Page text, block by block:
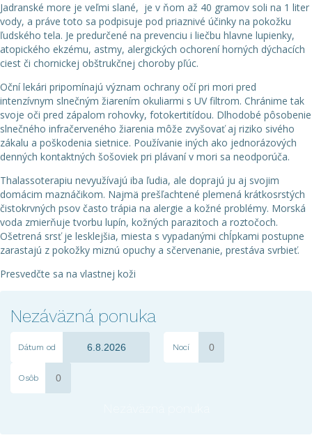
Jadranské more je veľmi slané, je v ňom až 40 gramov soli na 1 liter
vody, a práve toto sa podpisuje pod priaznivé účinky na pokožku
ľudského tela. Je predurčené na prevenciu i liečbu hlavne lupienky,
atopického ekzému, astmy, alergických ochorení horných dýchacích
ciest či chornickej obštrukčnej choroby pľúc.
Oční lekári pripomínajú význam ochrany očí pri mori pred
intenzívnym slnečným žiarením okuliarmi s UV filtrom. Chránime tak
svoje oči pred zápalom rohovky, fotokertitídou. Dlhodobé pôsobenie
slnečného infračerveného žiarenia môže zvyšovať aj riziko sivého
zákalu a poškodenia sietnice. Používanie iných ako jednorázových
denných kontaktných šošoviek pri plávaní v mori sa neodporúča.
Thalassoterapiu nevyužívajú iba ľudia, ale doprajú ju aj svojim
domácim maznáčikom. Najmä prešľachtené plemená krátkosrstých
čistokrvných psov často trápia na alergie a kožné problémy. Morská
voda zmierňuje tvorbu lupín, kožných parazitoch a roztočoch.
Ošetrená srsť je lesklejšia, miesta s vypadanými chĺpkami postupne
zarastajú z pokožky miznú opuchy a sčervenanie, prestáva svrbieť.
Presvedčte sa na vlastnej koži
Nezáväzná ponuka
Dátum od Nocí
Osôb